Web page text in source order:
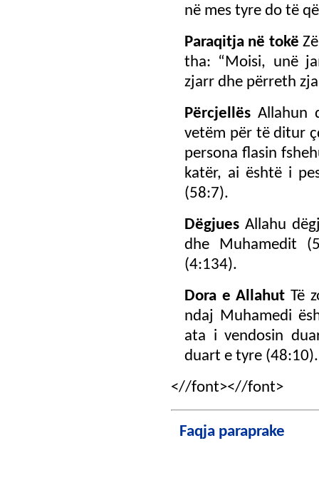
në mes tyre do të
Paraqitja në tokë
tha: “Moisi, unë
zjarr dhe përreth
PërcjellësAllahun
vetëm për të ditur
persona flasin
katër, ai është i
(58:7).
DëgjuesAllahu
dhe Muhamedit
(4:134).
Dora e Allahut Të
ndaj Muhamedi
ata i vendosin
duart e tyre
<//font><//font>
Faqja paraprake